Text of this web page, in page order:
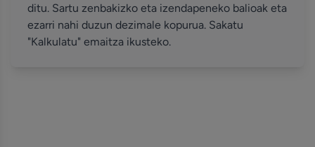
ditu. Sartu zenbakizko eta izendapeneko balioak eta
ezarri nahi duzun dezimale kopurua. Sakatu
"Kalkulatu" emaitza ikusteko.